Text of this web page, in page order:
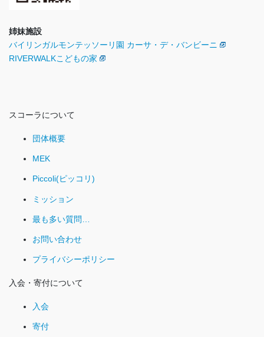
姉妹施設
バイリンガルモンテッソーリ園 カーサ・デ・バンビーニ
RIVERWALKこどもの家
スコーラについて
団体概要
MEK
Piccoli(ピッコリ)
ミッション
最も多い質問…
お問い合わせ
プライバシーポリシー
入会・寄付について
入会
寄付